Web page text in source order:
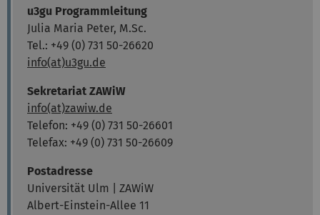
u3gu Programmleitung
Julia Maria Peter, M.Sc.
Tel.: +49 (0) 731 50-26620
info(at)u3gu.de
Sekretariat ZAWiW
info(at)zawiw.de
Telefon: +49 (0) 731 50-26601
Telefax: +49 (0) 731 50-26609
Postadresse
Universität Ulm | ZAWiW
Albert-Einstein-Allee 11